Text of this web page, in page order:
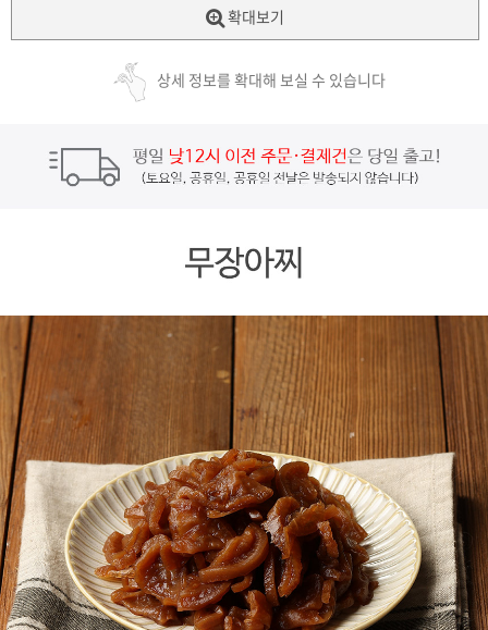
페이코 ID로
PAYCO 바로
확대보기
상세 정보를 확대해 보실 수 있습니다